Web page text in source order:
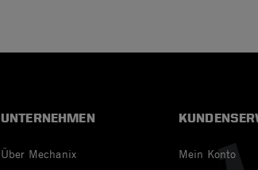
UNTERNEHMEN
Über Mechanix Mein Konto